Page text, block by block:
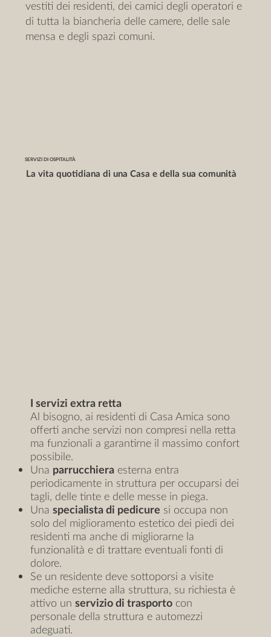
SERVIZI DI OSPITALITÀ
La vita quotidiana di una Casa e della sua comunità
vestiti dei residenti, dei camici degli operatori e
di tutta la biancheria delle camere, delle sale
mensa e degli spazi comuni.
I servizi extra retta
Al bisogno, ai residenti di Casa Amica sono
offerti anche servizi non compresi nella retta
ma funzionali a garantirne il massimo confort
possibile.
Una parrucchiera esterna entra
periodicamente in struttura per occuparsi dei
tagli, delle tinte e delle messe in piega.
Unaspecialista di pedicure si occupa non
solo del miglioramento estetico dei piedi dei
residenti ma anche di migliorarne la
funzionalità e di trattare eventuali fonti di
dolore.
Se un residente deve sottoporsi a visite
mediche esterne alla struttura, su richiesta è
attivo unservizio di trasporto con
personale della struttura e automezzi
adeguati.